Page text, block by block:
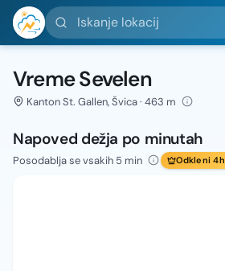
Iskanje lokacij
Vreme Sevelen
Kanton St. Gallen, Švica · 463 m
Napoved dežja po minutah
Posodablja se vsakih 5 min Odkleni 4h